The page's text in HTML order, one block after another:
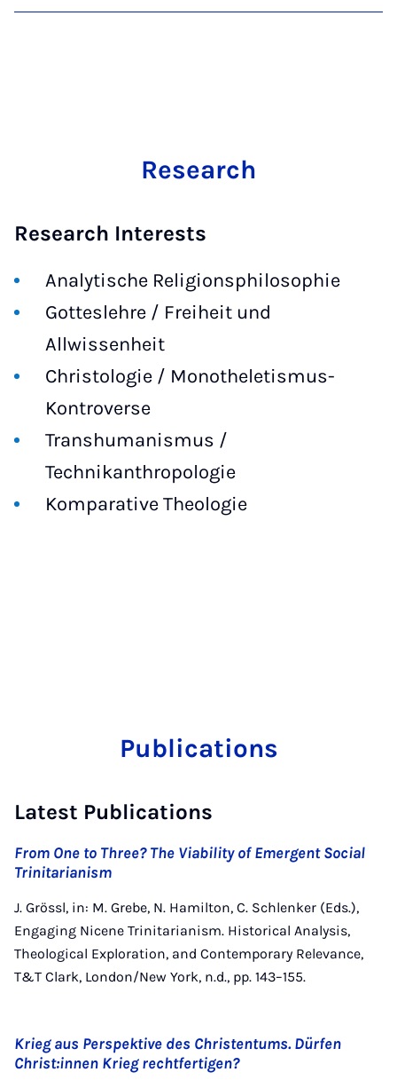
Research
Research Interests
Analytische Religionsphilosophie
Gotteslehre / Freiheit und
Allwissenheit
Christologie / Monotheletismus-
Kontroverse
Transhumanismus /
Technikanthropologie
Komparative Theologie
Publications
Latest Publications
From One to Three? The Viability of Emergent Social
Trinitarianism
J. Grössl, in: M. Grebe, N. Hamilton, C. Schlenker (Eds.),
Engaging Nicene Trinitarianism. Historical Analysis,
Theological Exploration, and Contemporary Relevance,
T&T Clark, London/New York, n.d., pp. 143–155.
Krieg aus Perspektive des Christentums. Dürfen
Christ:innen Krieg rechtfertigen?